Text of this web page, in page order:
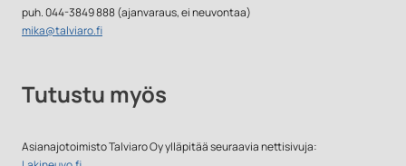
puh. 044-3849 888 (ajanvaraus, ei neuvontaa)
mika@talviaro.fi
Tutustu myös
Asianajotoimisto Talviaro Oy ylläpitää seuraavia nettisivuja: